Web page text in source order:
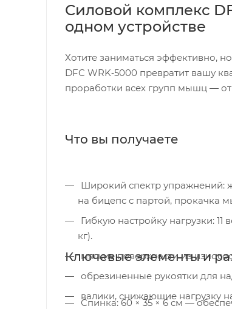
Силовой комплекс
одном устройстве
Хотите заниматься эффективно,
DFC WRK‑5000 превратит вашу
проработки всех групп мышц —
Что вы получаете
на бицепс с партой, прокачка
кг).
мягкие поверхности из
обрезиненные рукоятки для
валики, снижающие нагрузку
Ключевые элементы и
Спинка: 60 × 35 × 6 см —